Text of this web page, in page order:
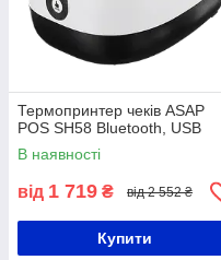
Термопринтер чеків ASAP
POS SH58 Bluetooth, USB
В наявності
від 1 719 ₴ від 2 552 ₴
Купити